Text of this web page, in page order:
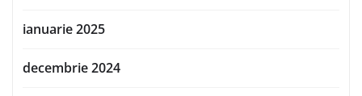
ianuarie 2025
decembrie 2024